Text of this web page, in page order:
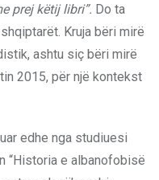
prej këtij libri”. Do ta
Kruja bëri mirë
ashtu siç bëri mirë
2015, për një kontekst
edhe nga studiuesi
“Historia e albanofobisë